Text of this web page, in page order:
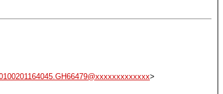
>